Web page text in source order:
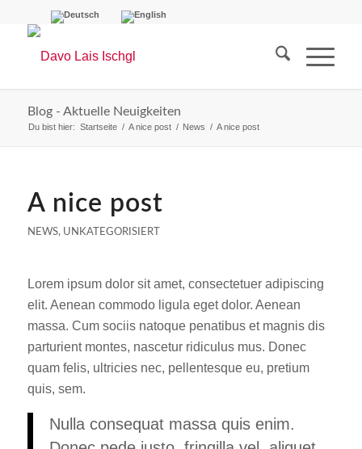
Blog - Aktuelle Neuigkeiten
Du bist hier: Startseite / A nice post / News / A nice post
A nice post
NEWS, UNKATEGORISIERT
Lorem ipsum dolor sit amet, consectetuer adipiscing
elit. Aenean commodo ligula eget dolor. Aenean
massa. Cum sociis natoque penatibus et magnis dis
parturient montes, nascetur ridiculus mus. Donec
quam felis, ultricies nec, pellentesque eu, pretium
quis, sem.
Nulla consequat massa quis enim.